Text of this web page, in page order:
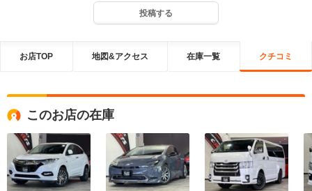
投稿する
お店TOP 地図&アクセス 在庫一覧 クチコミ
このお店の在庫